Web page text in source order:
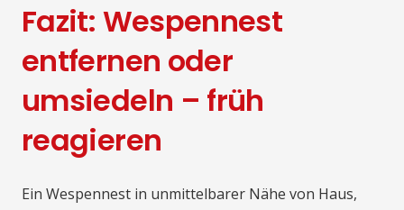
Fazit: Wespennest
entfernen oder
umsiedeln – früh
reagieren
Ein Wespennest in unmittelbarer Nähe von Haus,